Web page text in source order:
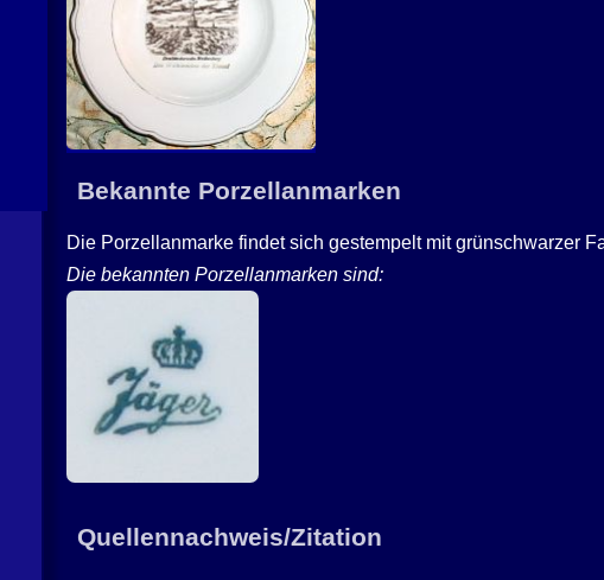
Bekannte Porzellanmarken
Die Porzellanmarke findet sich gestempelt mit grünschwarzer
Die bekannten Porzellanmarken sind:
Quellennachweis/Zitation